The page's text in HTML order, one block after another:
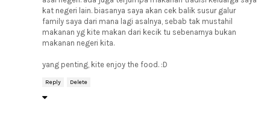
kat negeri lain. biasanya saya akan cek balik susur galur
family saya dari mana lagi asalnya, sebab tak mustahil
makanan yg kite makan dari kecik tu sebenarnya bukan
makanan negeri kita.
yang penting, kite enjoy the food. :D
Reply Delete